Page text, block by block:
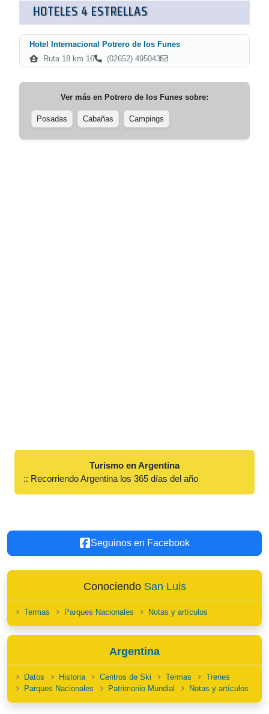
HOTELES 4 ESTRELLAS
Hotel Internacional Potrero de los Funes
Ruta 18 km 16
(02652) 495043
Ver más en Potrero de los Funes sobre:
Posadas Cabañas Campings
Turismo en Argentina
:: Recorriendo Argentina los 365 días del año
Seguinos en Facebook
Conociendo San Luis
Termas Parques Nacionales Notas y artículos
Argentina
Datos Historia Centros de Ski Termas
Trenes
Parques Nacionales
Patrimonio Mundial Notas y artículos